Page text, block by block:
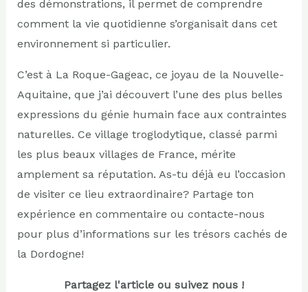
des démonstrations, il permet de comprendre
comment la vie quotidienne s’organisait dans cet
environnement si particulier.
C’est à La Roque-Gageac, ce joyau de la Nouvelle-
Aquitaine, que j’ai découvert l’une des plus belles
expressions du génie humain face aux contraintes
naturelles. Ce village troglodytique, classé parmi
les plus beaux villages de France, mérite
amplement sa réputation. As-tu déjà eu l’occasion
de visiter ce lieu extraordinaire? Partage ton
expérience en commentaire ou contacte-nous
pour plus d’informations sur les trésors cachés de
la Dordogne!
Partagez l'article ou suivez nous !